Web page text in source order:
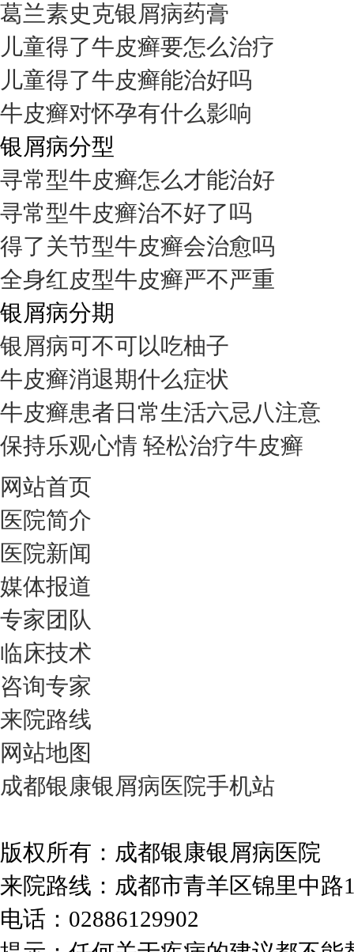
葛兰素史克银屑病药膏
儿童得了牛皮癣要怎么治疗
儿童得了牛皮癣能治好吗
牛皮癣对怀孕有什么影响
银屑病分型
寻常型牛皮癣怎么才能治好
寻常型牛皮癣治不好了吗
得了关节型牛皮癣会治愈吗
全身红皮型牛皮癣严不严重
银屑病分期
银屑病可不可以吃柚子
牛皮癣消退期什么症状
牛皮癣患者日常生活六忌八注意
保持乐观心情 轻松治疗牛皮癣
网站首页
医院简介
医院新闻
媒体报道
专家团队
临床技术
咨询专家
来院路线
网站地图
成都银康银屑病医院手机站
版权所有：成都银康银屑病医院
来院路线：成都市青羊区锦里中
电话：02886129902